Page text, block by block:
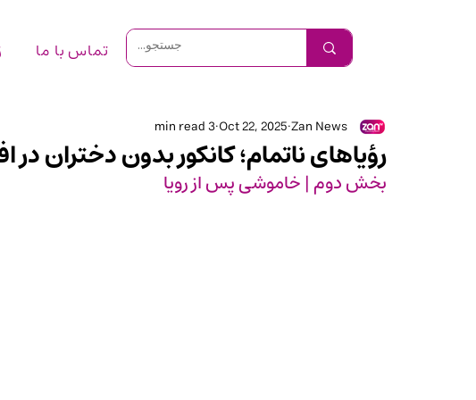
تماس با ما
رؤیاهای ناتمام؛ کانکور بدون دختران در
Zan News
Oct 22, 2025
3 min read
بخش دوم | خاموشی پس از رویا